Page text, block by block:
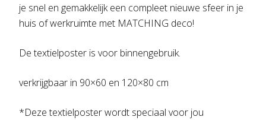
je snel en gemakkelijk een compleet nieuwe sfeer in je
huis of werkruimte met MATCHING deco!
De textielposter is voor binnengebruik.
verkrijgbaar in 90×60 en 120×80 cm
*Deze textielposter wordt speciaal voor jou